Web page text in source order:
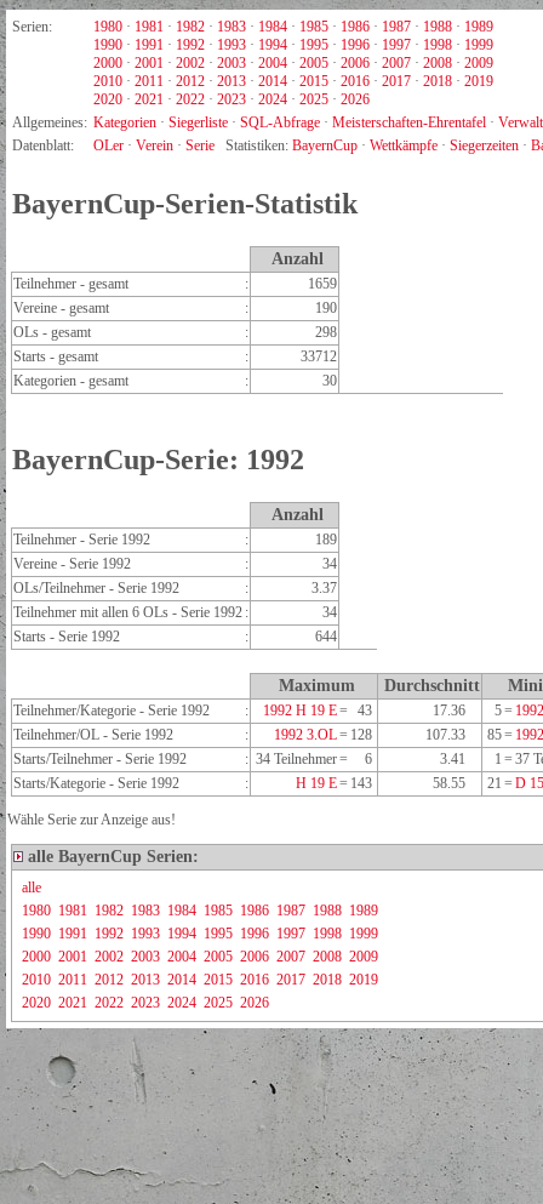
Serien: 1980 · 1981 · 1982 · 1983 · 1984 · 1985 · 1986 · 1987 · 1988 · 1989
1990 · 1991 · 1992 · 1993 · 1994 · 1995 · 1996 · 1997 · 1998 · 1999
2000 · 2001 · 2002 · 2003 · 2004 · 2005 · 2006 · 2007 · 2008 · 2009
2010 · 2011 · 2012 · 2013 · 2014 · 2015 · 2016 · 2017 · 2018 · 2019
2020 · 2021 · 2022 · 2023 · 2024 · 2025 · 2026
Allgemeines: Kategorien · Siegerliste · SQL-Abfrage · Meisterschaften-Ehrentafel ·
Datenblatt:
OLer · Verein · Serie Statistiken: BayernCup · Wettkämpfe · Siegerzeiten ·
BayernCup-Serien-Statistik
Anzahl
Teilnehmer - gesamt :
1659
Vereine - gesamt
:
190
OLs - gesamt
:
298
Starts - gesamt
:
33712
Kategorien - gesamt
: 30
BayernCup-Serie: 1992
Anzahl
Teilnehmer - Serie 1992 :
189
Vereine - Serie 1992
:
34
OLs/Teilnehmer - Serie 1992
:
3.37
Teilnehmer mit allen 6 OLs - Serie 1992 :
34
Starts - Serie 1992
: 644
Maximum Durchschnitt
Teilnehmer/Kategorie - Serie 1992 : 1992 H 19 E= 43 17.36 5=
Teilnehmer/OL - Serie 1992
: 1992 3.OL= 128 107.33 85=
Starts/Teilnehmer - Serie 1992
: 34 Teilnehmer= 6 3.41 1 = 37
Starts/Kategorie - Serie 1992
: H 19 E= 143 58.55 21 = D
Wähle Serie zur Anzeige aus!
alle BayernCup Serien:
alle
1980 1981 1982 1983 1984 1985 1986 1987 1988 1989
1990 1991 1992 1993 1994 1995 1996 1997 1998 1999
2000 2001 2002 2003 2004 2005 2006 2007 2008 2009
2010 2011 2012 2013 2014 2015 2016 2017 2018 2019
2020 2021 2022 2023 2024 2025 2026